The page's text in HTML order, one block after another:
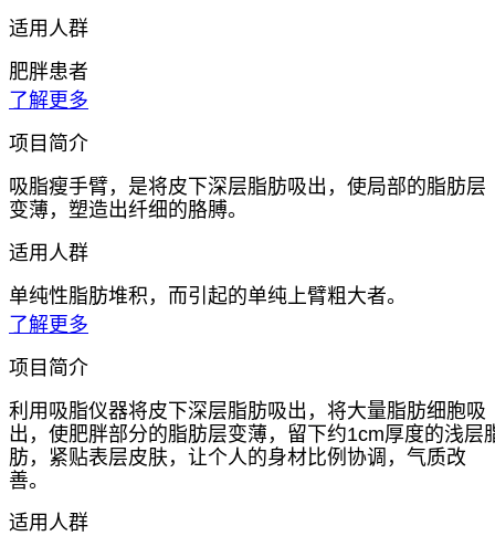
适用人群
肥胖患者
了解更多
项目简介
吸脂瘦手臂，是将皮下深层脂肪吸出，使局部的脂肪层
变薄，塑造出纤细的胳膊。
适用人群
单纯性脂肪堆积，而引起的单纯上臂粗大者。
了解更多
项目简介
利用吸脂仪器将皮下深层脂肪吸出，将大量脂肪细胞吸
出，使肥胖部分的脂肪层变薄，留下约1cm厚度的浅层
肪，紧贴表层皮肤，让个人的身材比例协调，气质改
善。
适用人群